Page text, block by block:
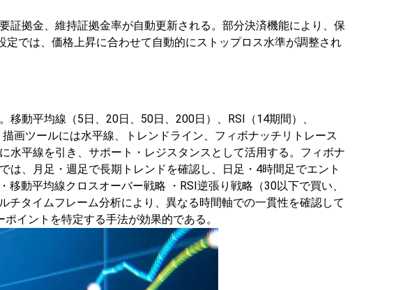
証拠金、維持証拠金率が自動更新される。部分決済機能により、保
では、価格上昇に合わせて自動的にストップロス水準が調整され
動平均線（5日、20日、50日、200日）、RSI（14期間）、
描画ツールには水平線、トレンドライン、フィボナッチリトレース
水平線を引き、サポート・レジスタンスとして活用する。フィボナ
は、月足・週足で長期トレンドを確認し、日足・4時間足でエント
・移動平均線クロスオーバー戦略
・RSI逆張り戦略（30以下で買い、
チタイムフレーム分析により、異なる時間軸での一貫性を確認して
イントを特定する手法が効果的である。